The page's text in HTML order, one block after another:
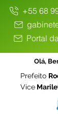
+55 68
Portal
Olá,
Prefeito
Vice